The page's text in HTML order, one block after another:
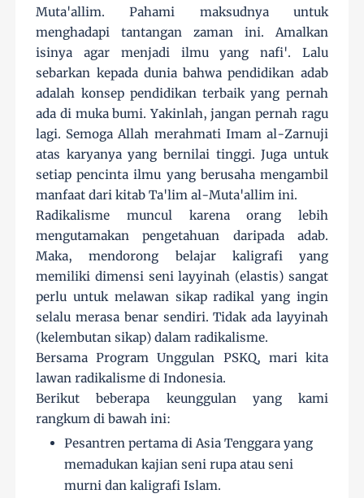
Muta'allim. Pahami maksudnya untuk
menghadapi tantangan zaman ini. Amalkan
isinya agar menjadi ilmu yang nafi'. Lalu
sebarkan kepada dunia bahwa pendidikan adab
adalah konsep pendidikan terbaik yang pernah
ada di muka bumi. Yakinlah, jangan pernah ragu
lagi. Semoga Allah merahmati Imam al-Zarnuji
atas karyanya yang bernilai tinggi. Juga untuk
setiap pencinta ilmu yang berusaha mengambil
manfaat dari kitab Ta'lim al-Muta'allim ini.
Radikalisme muncul karena orang lebih
mengutamakan pengetahuan daripada adab.
Maka, mendorong belajar kaligrafi yang
memiliki dimensi seni layyinah (elastis) sangat
perlu untuk melawan sikap radikal yang ingin
selalu merasa benar sendiri. Tidak ada layyinah
(kelembutan sikap) dalam radikalisme.
Bersama Program Unggulan PSKQ, mari kita
lawan radikalisme di Indonesia.
Berikut beberapa keunggulan yang kami
rangkum di bawah ini:
Pesantren pertama di Asia Tenggara yang
memadukan kajian seni rupa atau seni
murni dan kaligrafi Islam.